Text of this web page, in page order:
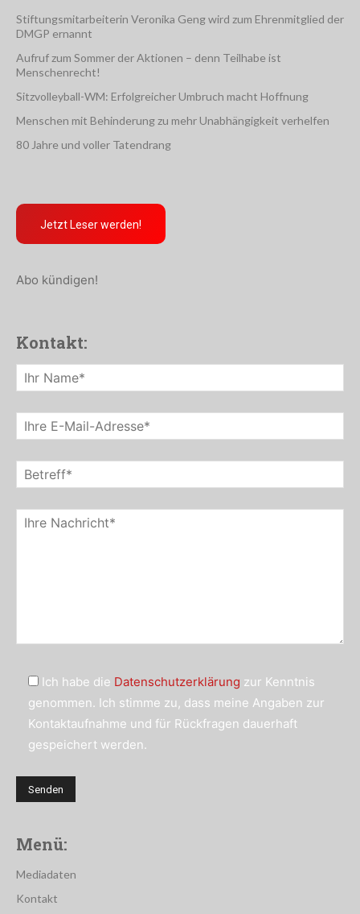
Stiftungsmitarbeiterin Veronika Geng wird zum Ehrenmitglied der
DMGP ernannt
Aufruf zum Sommer der Aktionen – denn Teilhabe ist
Menschenrecht!
Sitzvolleyball-WM: Erfolgreicher Umbruch macht Hoffnung
Menschen mit Behinderung zu mehr Unabhängigkeit verhelfen
80 Jahre und voller Tatendrang
Jetzt Leser werden!
Abo kündigen!
Kontakt:
Ich habe die Datenschutzerklärung zur Kenntnis
genommen. Ich stimme zu, dass meine Angaben zur
Kontaktaufnahme und für Rückfragen dauerhaft
gespeichert werden.
Menü:
Mediadaten
Kontakt